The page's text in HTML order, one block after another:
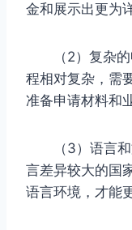
金和展示出更为
（2）复杂的
程相对复杂，需
准备申请材料和
（3）语言和
言差异较大的国
语言环境，才能